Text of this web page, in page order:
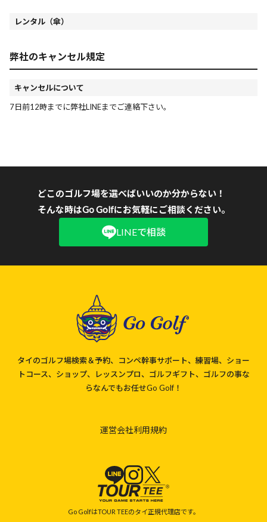
レンタル（傘）
弊社のキャンセル規定
キャンセルについて
7日前12時までに弊社LINEまでご連絡下さい。
どこのゴルフ場を選べばいいのか分からない！
そんな時はGo Golfにお気軽にご相談ください。
LINEで相談
タイのゴルフ場検索＆予約、コンペ幹事サポート、練習場、ショー
トコース、ショップ、レッスンプロ、ゴルフギフト、ゴルフの事な
らなんでもお任せGo Golf！
運営会社利用規約
Go GolfはTOUR TEEのタイ正規代理店です。